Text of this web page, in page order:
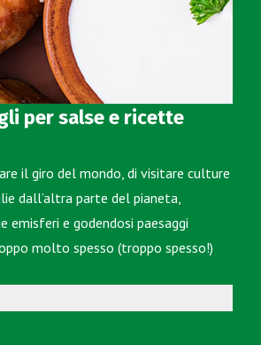
per salse e ricette
il giro del mondo, di visitare culture
dall’altra parte del pianeta,
emisferi e godendosi paesaggi
molto spesso (troppo spesso!)